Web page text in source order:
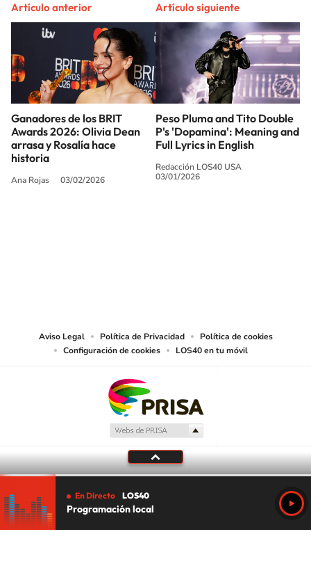
Artículo anterior
Ganadores de los BRIT
Awards 2026: Olivia Dean
arrasa y Rosalía hace
historia
Ana Rojas 03/02/2026
Artículo siguiente
Peso Pluma and Tito Double
P's 'Dopamina': Meaning and
Full Lyrics in English
Redacción LOS40 USA
03/01/2026
Aviso Legal Política de Privacidad
Política de cookies
Configuración de cookies
LOS40 en tu móvil
En Directo LOS40
Programación local